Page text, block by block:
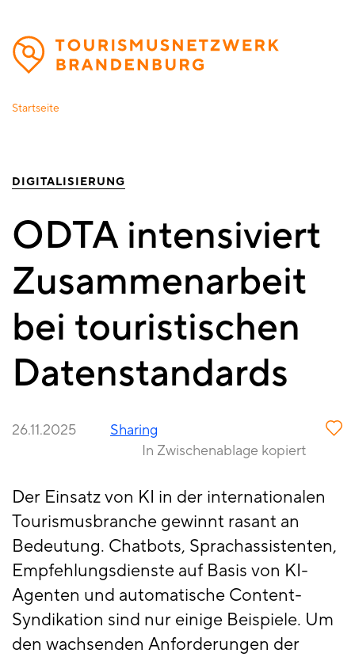
Direkt
zum
Inhalt
Startseite
DIGITALISIERUNG
ODTA intensiviert
Zusammenarbeit
bei touristischen
Datenstandards
26.11.2025
Sharing
In Zwischenablage kopiert
Der Einsatz von KI in der internationalen
Tourismusbranche gewinnt rasant an
Bedeutung. Chatbots, Sprachassistenten,
Empfehlungsdienste auf Basis von KI-
Agenten und automatische Content-
Syndikation sind nur einige Beispiele. Um
den wachsenden Anforderungen der